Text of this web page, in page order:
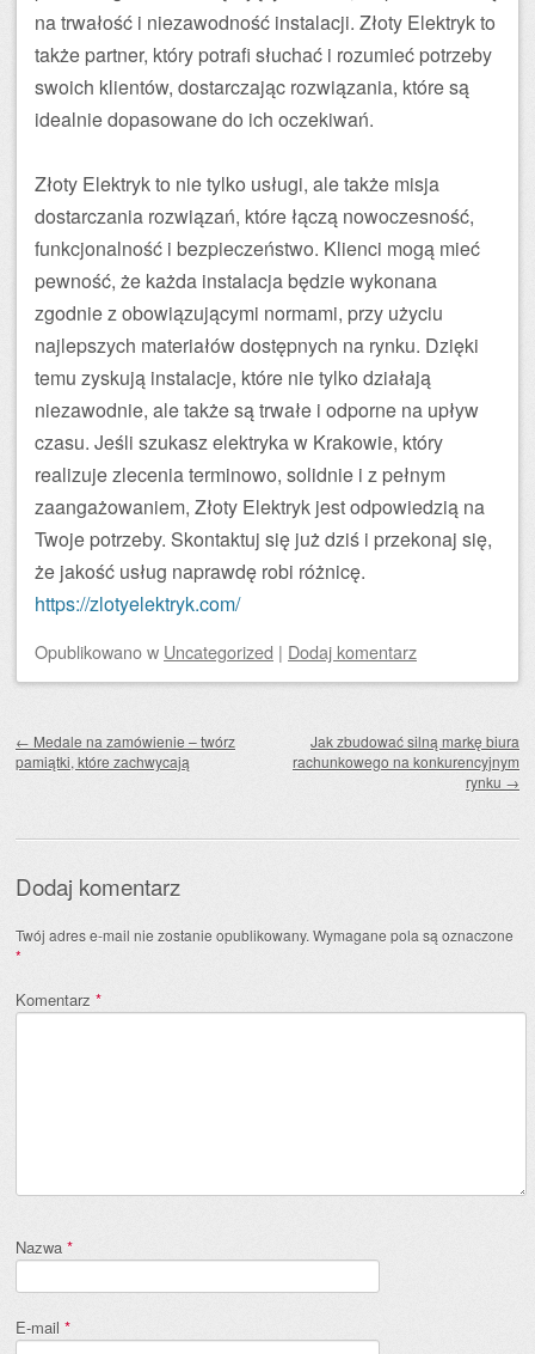
na trwałość i niezawodność instalacji. Złoty Elektryk to
także partner, który potrafi słuchać i rozumieć potrzeby
swoich klientów, dostarczając rozwiązania, które są
idealnie dopasowane do ich oczekiwań.
Złoty Elektryk to nie tylko usługi, ale także misja
dostarczania rozwiązań, które łączą nowoczesność,
funkcjonalność i bezpieczeństwo. Klienci mogą mieć
pewność, że każda instalacja będzie wykonana
zgodnie z obowiązującymi normami, przy użyciu
najlepszych materiałów dostępnych na rynku. Dzięki
temu zyskują instalacje, które nie tylko działają
niezawodnie, ale także są trwałe i odporne na upływ
czasu. Jeśli szukasz elektryka w Krakowie, który
realizuje zlecenia terminowo, solidnie i z pełnym
zaangażowaniem, Złoty Elektryk jest odpowiedzią na
Twoje potrzeby. Skontaktuj się już dziś i przekonaj się,
że jakość usług naprawdę robi różnicę.
https://zlotyelektryk.com/
Opublikowanow Uncategorized | Dodaj komentarz
← Medale na zamówienie – twórz
pamiątki, które zachwycają
Jak zbudować silną markę biura
rachunkowego na konkurencyjnym
rynku →
Dodaj komentarz
Twój adres e-mail nie zostanie opublikowany. Wymagane pola są oznaczone
*
Komentarz *
Nazwa *
E-mail *